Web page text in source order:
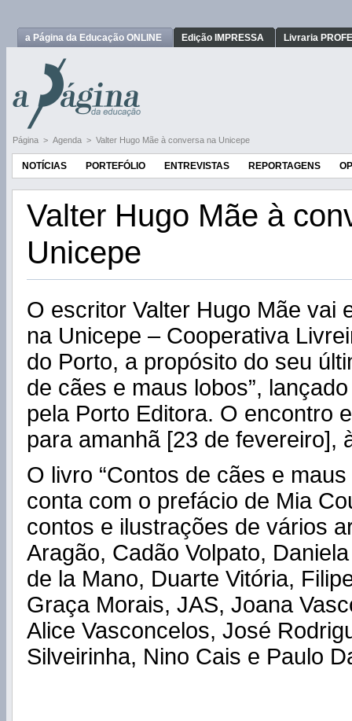
a Página da Educação ONLINE Edição IMPRESSA Livraria
Página > Agenda > Valter Hugo Mãe à conversa na Unicepe
NOTÍCIAS PORTEFÓLIO ENTREVISTAS REPORTAGENS
Valter Hugo Mãe à
Unicepe
O escritor Valter Hugo Mãe vai
na Unicepe – Cooperativa
do Porto, a propósito do seu
de cães e maus lobos”,
pela Porto Editora. O encontro
para amanhã [23 de fevereiro],
O livro “Contos de cães e maus
conta com o prefácio de Mia
contos e ilustrações de vários
Aragão, Cadão Volpato,
de la Mano, Duarte Vitória,
Graça Morais, JAS, Joana
Alice Vasconcelos, José
Silveirinha, Nino Cais e Paulo